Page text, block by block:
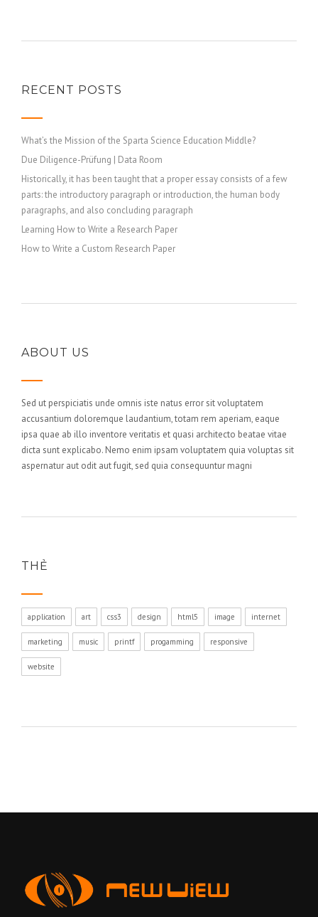
RECENT POSTS
What’s the Mission of the Sparta Science Education Middle?
Due Diligence-Prüfung | Data Room
Historically, it has been taught that a proper essay consists of a few
parts: the introductory paragraph or introduction, the human body
paragraphs, and also concluding paragraph
Learning How to Write a Research Paper
How to Write a Custom Research Paper
ABOUT US
Sed ut perspiciatis unde omnis iste natus error sit voluptatem
accusantium doloremque laudantium, totam rem aperiam, eaque
ipsa quae ab illo inventore veritatis et quasi architecto beatae vitae
dicta sunt explicabo. Nemo enim ipsam voluptatem quia voluptas sit
aspernatur aut odit aut fugit, sed quia consequuntur magni
THẺ
application art css3 design html5 image internet
marketing music printf progamming responsive
website